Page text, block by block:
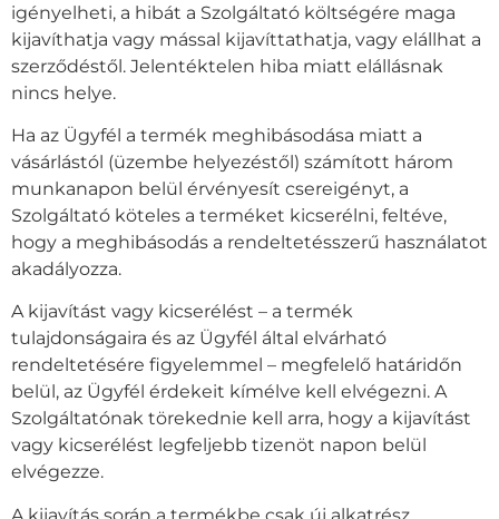
igényelheti, a hibát a Szolgáltató költségére maga
kijavíthatja vagy mással kijavíttathatja, vagy elállhat a
szerződéstől. Jelentéktelen hiba miatt elállásnak
nincs helye.
Ha az Ügyfél a termék meghibásodása miatt a
vásárlástól (üzembe helyezéstől) számított három
munkanapon belül érvényesít csereigényt, a
Szolgáltató köteles a terméket kicserélni, feltéve,
hogy a meghibásodás a rendeltetésszerű használatot
akadályozza.
A kijavítást vagy kicserélést – a termék
tulajdonságaira és az Ügyfél által elvárható
rendeltetésére figyelemmel – megfelelő határidőn
belül, az Ügyfél érdekeit kímélve kell elvégezni. A
Szolgáltatónak törekednie kell arra, hogy a kijavítást
vagy kicserélést legfeljebb tizenöt napon belül
elvégezze.